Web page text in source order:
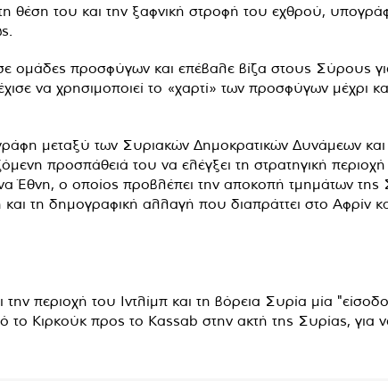
του και την ξαφνική στροφή του εχθρού,
ομάδες προσφύγων και επέβαλε βίζα στους Σύρους
να χρησιμοποιεί το «χαρτί» των προσφύγων μέχρι
μεταξύ των Συριακών Δημοκρατικών Δυνάμεων και
προσπάθειά του να ελέγξει τη στρατηγική περιοχή
ο οποίος προβλέπει την αποκοπή τμημάτων της
τη δημογραφική αλλαγή που διαπράττει στο Αφρίν
περιοχή του Ιντλίμπ και τη βόρεια Συρία μία
Κιρκούκ προς το Kassab στην ακτή της Συρίας, για